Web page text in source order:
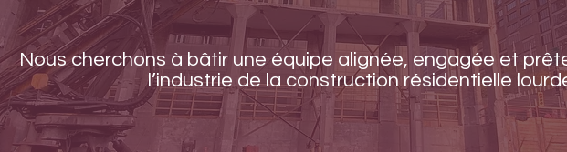
Nous cherchons à bâtir une équipe alignée, engagée et
l’industrie de la construction résidentielle